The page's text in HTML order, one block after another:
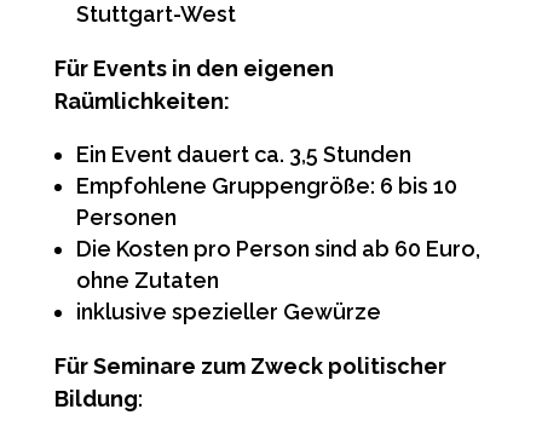
Stuttgart-West
Für Events in den eigenen
Raümlichkeiten:
Ein Event dauert ca. 3,5 Stunden
Empfohlene Gruppengröße: 6 bis 10
Personen
Die Kosten pro Person sind ab 60 Euro,
ohne Zutaten
inklusive spezieller Gewürze
Für Seminare zum Zweck politischer
Bildung: